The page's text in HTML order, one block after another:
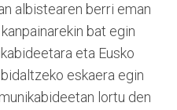
albistearen berri eman
bat egin
eta Eusko
eskaera egin
lortu den